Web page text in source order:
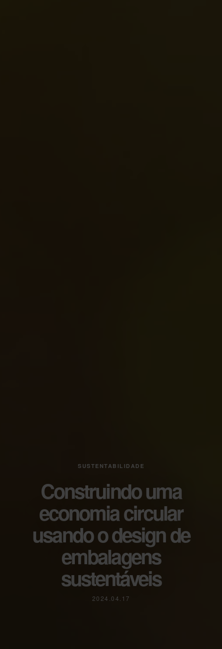
SUSTENTABILIDADE
Construindo uma
economia circular
usando o design de
embalagens
sustentáveis
2024.04.17